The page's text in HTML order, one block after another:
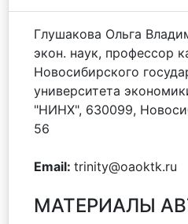
Глушакова Ольга
экон. наук, профессор
Новосибирского
университета
"НИНХ", 630099,
56
Email: trinity@oaoktk.ru
МАТЕРИАЛЫ